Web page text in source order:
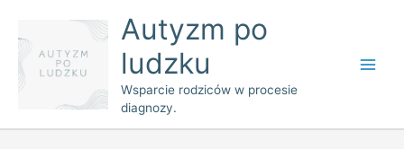
content
Autyzm po
ludzku
Wsparcie rodziców w procesie
diagnozy.